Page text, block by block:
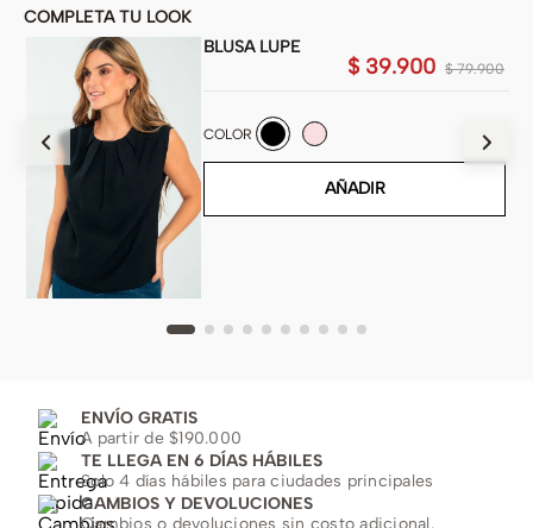
COMPLETA TU LOOK
BLUSA LUPE
$ 79.900
$ 39.900
COLOR
AÑADIR
ENVÍO GRATIS
A partir de $190.000
TE LLEGA EN 6 DÍAS HÁBILES
Solo 4 días hábiles para ciudades principales
CAMBIOS Y DEVOLUCIONES
Cambios o devoluciones sin costo adicional.